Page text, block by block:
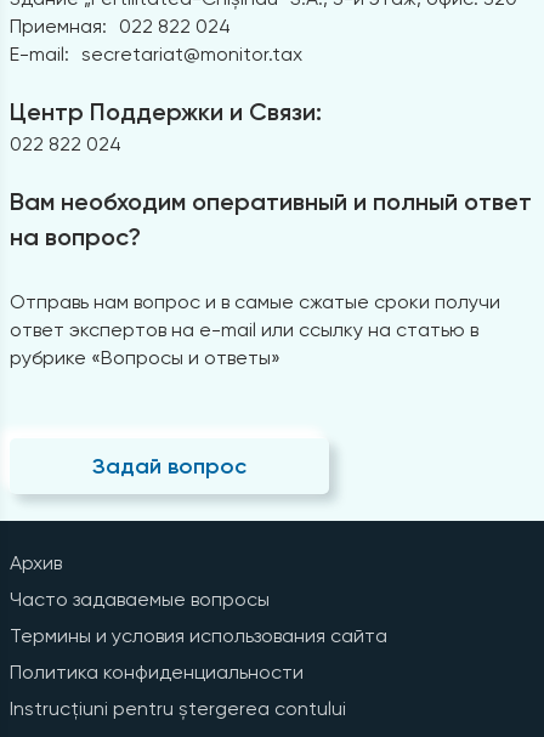
Приемная:
022 822 024
E-mail: secretariat@monitor.tax
Центр Поддержки и Связи:
022 822 024
Вам необходим оперативный и полный ответ
на вопрос?
Отправь нам вопрос и в самые сжатые сроки получи
ответ экспертов на e-mail или ссылку на статью в
рубрике «Вопросы и ответы»
Задай вопрос
Архив
Часто задаваемые вопросы
Термины и условия использования сайта
Политика конфиденциальности
Instrucțiuni pentru ștergerea contului